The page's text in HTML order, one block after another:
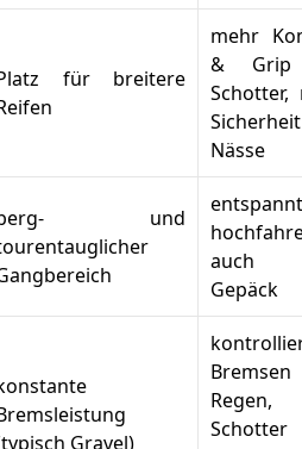
für breitere
mehr
&
Schotter,
Nässe
und
entspannt
auch
Gepäck
Gravel)
Regen,